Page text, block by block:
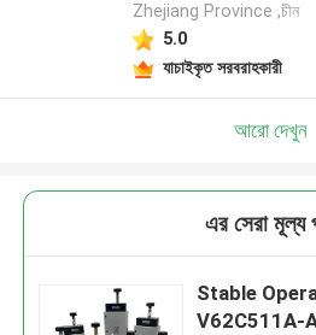
Zhejiang Province ,চীন
5.0
যাচাইকৃত সরবরাহকারী
আরো দেখুন
এর সেরা মূল্য
Stable
V62C511A-